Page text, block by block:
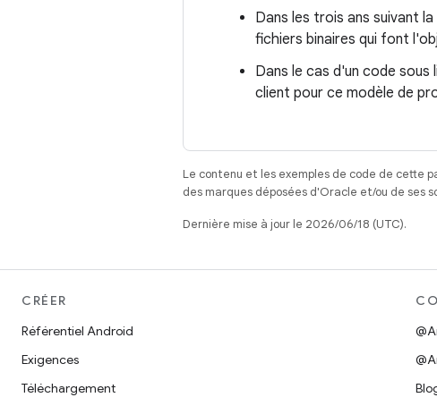
Dans les trois ans suivant
fichiers binaires qui font
Dans le cas d'un code
client pour ce modèle de
Le contenu et les exemples de code de cette
des marques déposées d'Oracle et/ou de ses
Dernière mise à jour le 2026/06/18 (UTC).
CRÉER
Référentiel Android
Exigences
Téléchargement